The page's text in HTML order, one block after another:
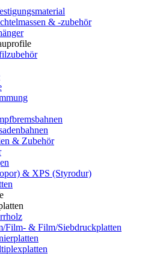
& -zubehör
& Zubehör
& XPS (Styrodur)
Film- & Film/Siebdruckplatten